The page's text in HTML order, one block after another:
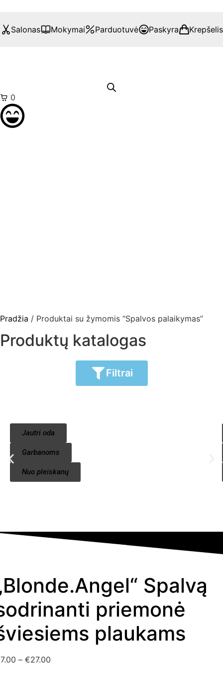
Salonas Mokymai Parduotuvė Paskyra Krepšelis
0
Pradžia / Produktai su žymomis “Spalvos palaikymas”
Produktų katalogas
Filtrai
Jautri oda
Garbanoms
Nuo pleiskanų
Spalvą
priemonė
plaukams
7.00 – €27.00